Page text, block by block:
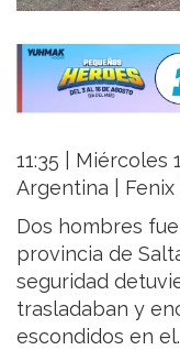
11:35 | Miércoles
Argentina |
Dos hombres
provincia de
seguridad
trasladaban y
escondidos en